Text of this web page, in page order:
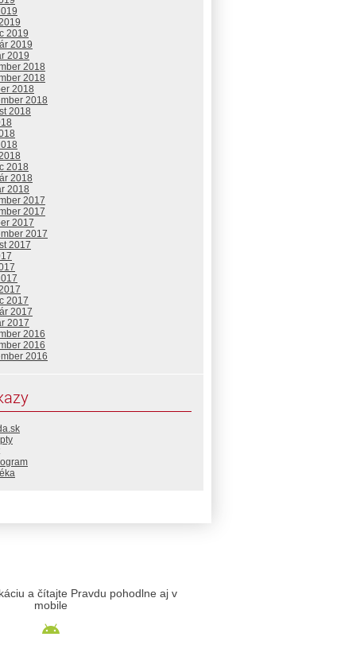
2019
2019
2019
2018
2018
2018
2018
2018
2018
2018
2018
2017
2017
2017
2017
2017
2017
2017
2017
2016
2016
2016
a čítajte Pravdu pohodlne aj v
mobile